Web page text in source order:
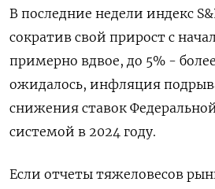
В последние недели индекс
сократив свой прирост с
примерно вдвое, до 5% -
ожидалось, инфляция
снижения ставок
системой в 2024 году.
Если отчеты тяжеловесов